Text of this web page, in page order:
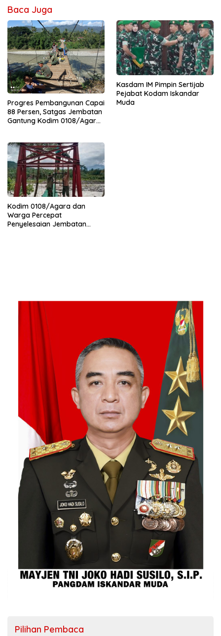
Baca Juga
Progres Pembangunan Capai
88 Persen, Satgas Jembatan
Gantung Kodim 0108/Agara
Kasdam IM Pimpin Sertijab
Pejabat Kodam Iskandar
Muda
Kodim 0108/Agara dan
Warga Percepat
Penyelesaian Jembatan
Pilihan Pembaca